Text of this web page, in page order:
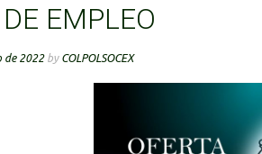
EMPLEO
de 2022by COLPOLSOCEX